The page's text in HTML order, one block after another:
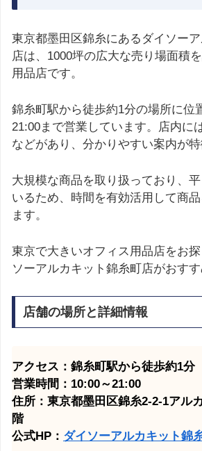
東京都墨田区錦糸にあるダイソー
店は、1000坪の広大な売り場面積
用品店です。
錦糸町駅から徒歩約1分の場所に位
21:00まで営業しています。店内に
などがあり、分かりやすい案内が特
大規模な商品を取り扱っており、
いるため、時間を有効活用して商
ます。
東京で大きいオフィス用品店をお
ソーアルカキット錦糸町店がおすす
店舗の場所と詳細情報
アクセス：錦糸町駅から徒歩約1分
営業時間：10:00～21:00
住所：東京都墨田区錦糸2-2-1アル
階
公式HP： ダイソーアルカキット錦